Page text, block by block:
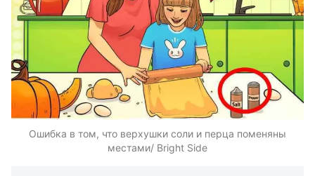
Ошибка в том, что верхушки соли и перца поменяны
местами/ Bright Side